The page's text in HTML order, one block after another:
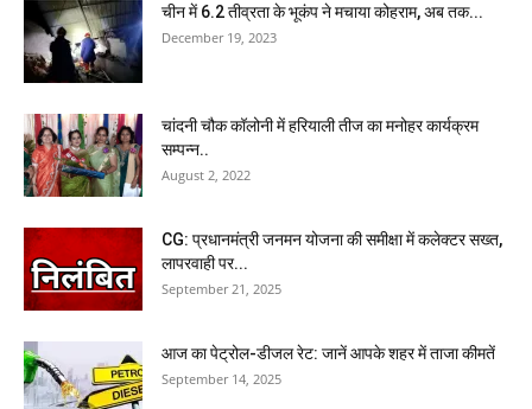
चीन में 6.2 तीव्रता के भूकंप ने मचाया कोहराम, अब तक...
December 19, 2023
चांदनी चौक कॉलोनी में हरियाली तीज का मनोहर कार्यक्रम
सम्पन्न..
August 2, 2022
CG: प्रधानमंत्री जनमन योजना की समीक्षा में कलेक्टर सख्त,
लापरवाही पर...
September 21, 2025
आज का पेट्रोल-डीजल रेट: जानें आपके शहर में ताजा कीमतें
September 14, 2025